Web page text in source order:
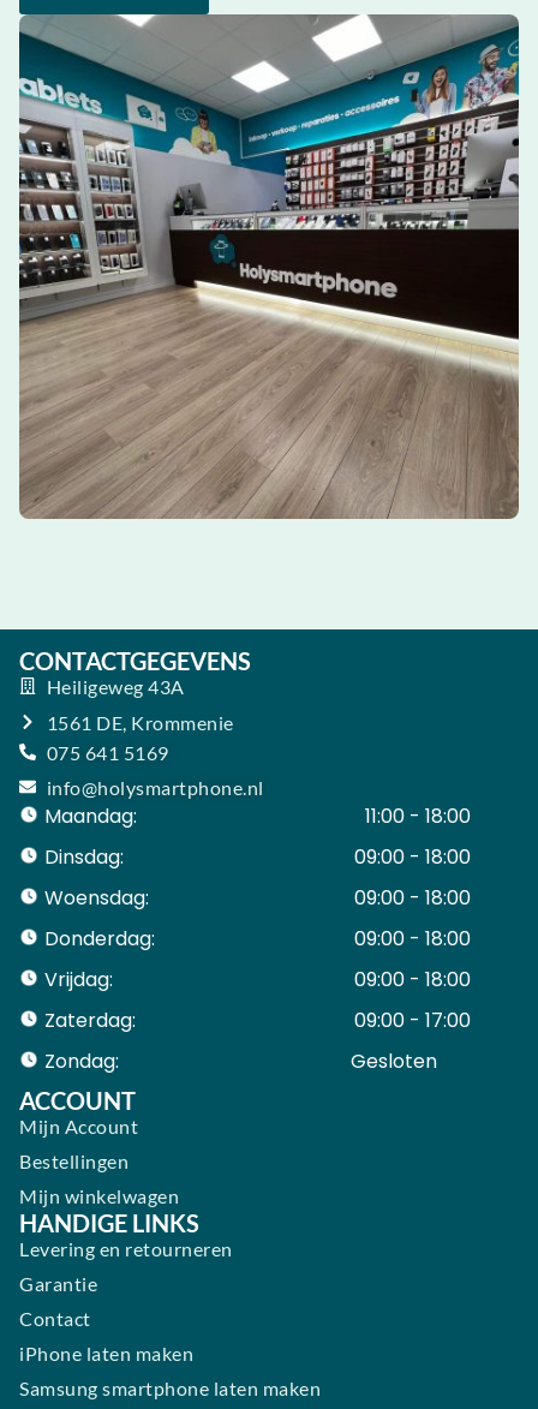
CONTACTGEGEVENS
Heiligeweg 43A
1561 DE, Krommenie
075 641 5169
info@holysmartphone.nl
Maandag:
11:00 - 18:00
Dinsdag:
09:00 - 18:00
Woensdag:
09:00 - 18:00
Donderdag:
09:00 - 18:00
Vrijdag:
09:00 - 18:00
Zaterdag:
09:00 - 17:00
Zondag:
Gesloten ​ ​ ​ ​ ​ ​ ​
ACCOUNT
Mijn Account
Bestellingen
Mijn winkelwagen
HANDIGE LINKS
Levering en retourneren
Garantie
Contact
iPhone laten maken
Samsung smartphone laten maken